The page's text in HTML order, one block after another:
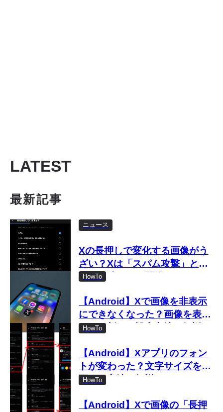
LATEST
最新記事
ニュース
Xの長押しで変化する画像がう
ざい？Xは「スパム攻撃」とし
て取り締まりを開始
HowTo
【Android】Xで画像を非表示
にできなくなった？画像を表示
しない新しい設定方法を解説
HowTo
【Android】Xアプリのフォン
トが変わった？文字サイズを変
更する方法を解説
HowTo
【Android】Xで画像の「長押